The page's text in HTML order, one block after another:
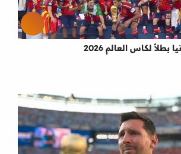
لكاس العالم 2026